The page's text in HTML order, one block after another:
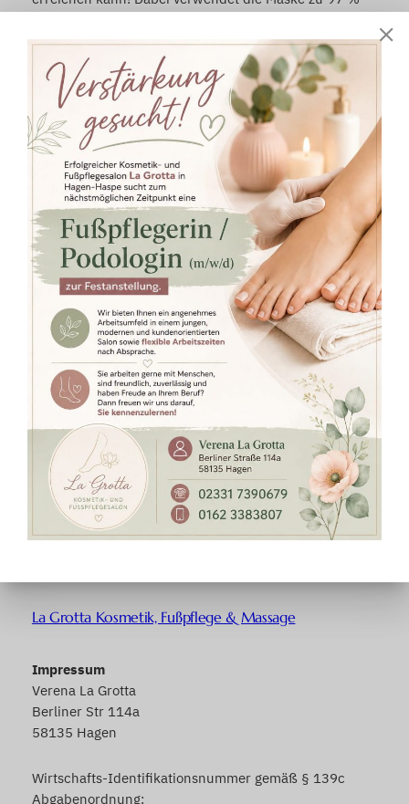
Die Tuchmasken gibt es in 3 verschiedenen Varianten:
– Hyaluronsäure (+ Aloe Vera, Panthenol)
– Vitamin C (+ Niacinamid, Hyaluronsäure)
– Retinol (+ Hyaluronsäure, Kollagen)
+ 15 Euro während der Behandlung oder auch zum
Kaufen für die Anwendung zuhause
Zurück zur Startseite
Termin Vereinbaren
La Grotta Kosmetik, Fußpflege & Massage
Impressum
Verena La Grotta
Berliner Str 114a
58135 Hagen
Wirtschafts-Identifikationsnummer gemäß § 139c
Abgabenordnung: